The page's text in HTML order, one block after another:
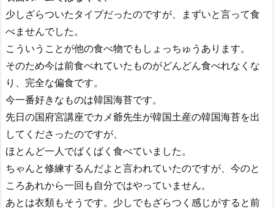
少しざらついたタイプだったのですが、まずいと言って食
べませんでした。
こういうことが他の食べ物でもしょっちゅうあります。
そのため今は前食べれていたものがどんどん食べれなくな
り、完全な偏食です。
今一番好きなものは韓国海苔です。
先日の国府宮講座でカメ爺先生が韓国土産の韓国海苔を出
してくださったのですが、
ほとんど一人でばくばく食べていました。
ちゃんと修練するんだよと言われていたのですが、今のと
ころあれから一回も自分ではやっていません。
あとは衣類もそうです。少しでもざらつく感じがすると前